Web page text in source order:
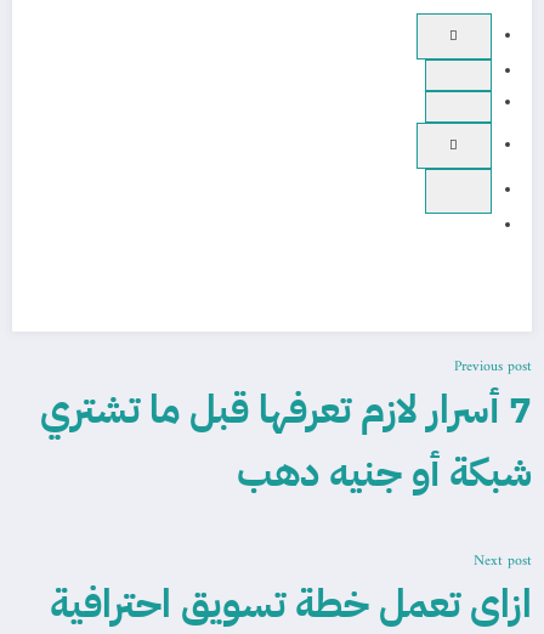
Previous post
7 أسرار لازم تعرفها قبل ما تشتري
شبكة أو جنيه دهب
Next post
ازاى تعمل خطة تسويق احترافية